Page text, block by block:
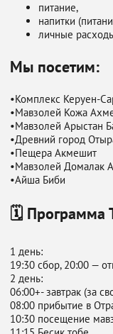
питание,
напитки
личные
Мы посетим:
•Комплекс Керуен-
•Мавзолей Кожа
•Мавзолей Арыстан
•Древний город
•Пещера Акмешит
•Мавзолей Домалак
•Айша Биби
🗓 Программа
1 день⁣⁣:⠀
19:30 сбор, 20:00 —
‌2 день⁣⁣:
06:00+- завтрак ⁣⁣(за
08:00 прибытие в
10:30 посещение